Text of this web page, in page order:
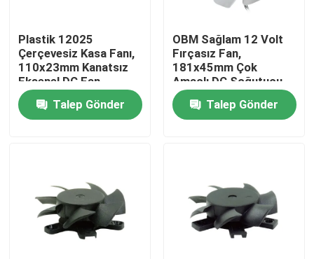
DC Aksiyal Soğutma Fanı
Braket Soğutma Fanı
DC Çapraz Akış Fanı
Plastik 12025
Çerçevesiz Kasa Fanı,
110x23mm Kanatsız
Eksenel DC Fan
Talep Gönder
OBM Sağlam 12 Volt
Fırçasız Fan,
181x45mm Çok
Amaçlı DC Soğutucu
Fan
Talep Gönder